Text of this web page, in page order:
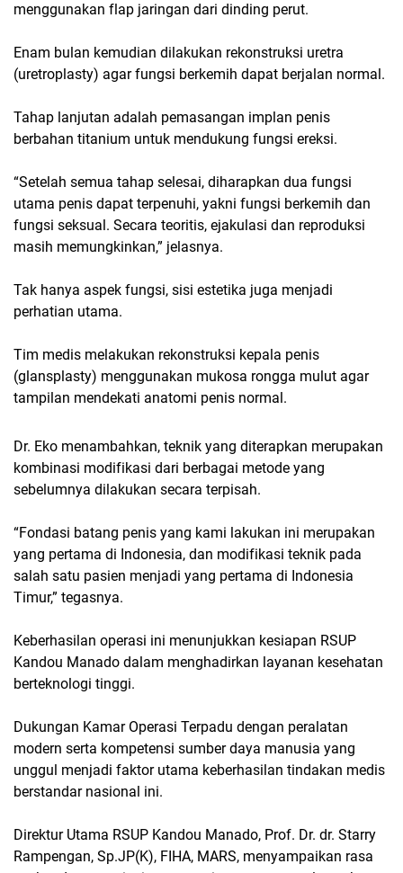
menggunakan flap jaringan dari dinding perut.
Enam bulan kemudian dilakukan rekonstruksi uretra
(uretroplasty) agar fungsi berkemih dapat berjalan normal.
Tahap lanjutan adalah pemasangan implan penis
berbahan titanium untuk mendukung fungsi ereksi.
“Setelah semua tahap selesai, diharapkan dua fungsi
utama penis dapat terpenuhi, yakni fungsi berkemih dan
fungsi seksual. Secara teoritis, ejakulasi dan reproduksi
masih memungkinkan,” jelasnya.
Tak hanya aspek fungsi, sisi estetika juga menjadi
perhatian utama.
Tim medis melakukan rekonstruksi kepala penis
(glansplasty) menggunakan mukosa rongga mulut agar
tampilan mendekati anatomi penis normal.
Dr. Eko menambahkan, teknik yang diterapkan merupakan
kombinasi modifikasi dari berbagai metode yang
sebelumnya dilakukan secara terpisah.
“Fondasi batang penis yang kami lakukan ini merupakan
yang pertama di Indonesia, dan modifikasi teknik pada
salah satu pasien menjadi yang pertama di Indonesia
Timur,” tegasnya.
Keberhasilan operasi ini menunjukkan kesiapan RSUP
Kandou Manado dalam menghadirkan layanan kesehatan
berteknologi tinggi.
Dukungan Kamar Operasi Terpadu dengan peralatan
modern serta kompetensi sumber daya manusia yang
unggul menjadi faktor utama keberhasilan tindakan medis
berstandar nasional ini.
Direktur Utama RSUP Kandou Manado, Prof. Dr. dr. Starry
Rampengan, Sp.JP(K), FIHA, MARS, menyampaikan rasa